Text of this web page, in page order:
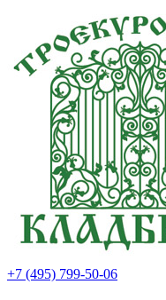
+7 (495) 799-50-06